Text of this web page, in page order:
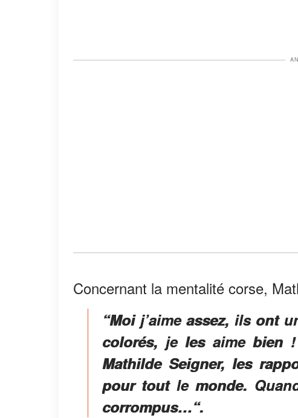
Concernant la mentalité corse,
“Moi j’aime assez, ils ont
colorés, je les aime bien
Mathilde Seigner, les
pour tout le monde.
corrompus…“.